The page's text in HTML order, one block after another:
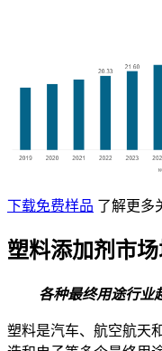
下载免费样品 了解更多
塑料添加剂市
各种最终用途行业
塑料是汽车、航空航天